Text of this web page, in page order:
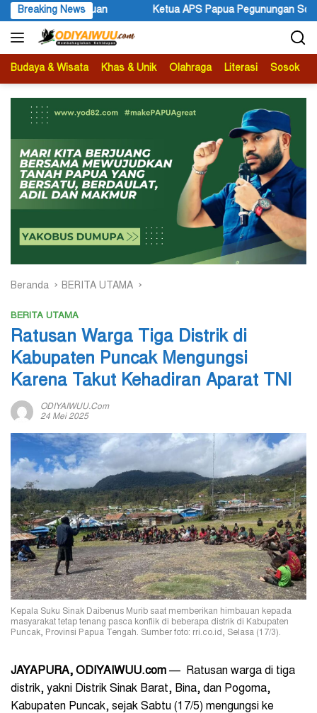
Langsung
ke
konten
Breaking News
Pegunungan Sonni Lokobal: Kalau Mau KPK Audit Dana Otsus
Budaya & Wisata Khas & Unik Olahraga Literasi Sosok
Beranda BERITA UTAMA
BERITA UTAMA
Ratusan Warga Tiga Distrik di
Kabupaten Puncak Mengungsi
Karena Takut Kehadiran Aparat TNI
ODIYAIWUU.com
24 Mei 2025
Kepala Suku Sinak Daibenus Murib saat memberikan himbauan kepada
masyarakat tetap tenang pasca konflik di beberapa distrik di Kabupaten
Puncak, Provinsi Papua Tengah. Sumber foto: rri.co.id, Selasa (17/3).
JAYAPURA, ODIYAIWUU.com — Ratusan warga di tiga
distrik, yakni Distrik Sinak Barat, Bina, dan Pogoma,
Kabupaten Puncak, sejak Sabtu (17/5) mengungsi ke